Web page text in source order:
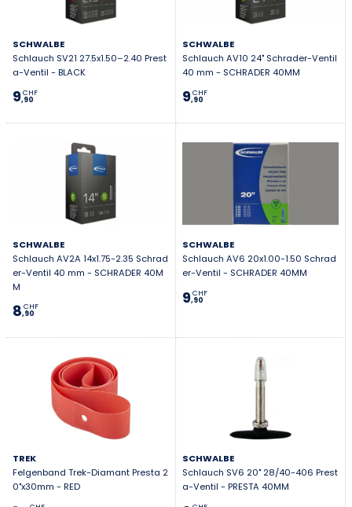
SCHWALBE
Schlauch SV21 27.5x1.50–2.40 Prest
a-Ventil - BLACK
9,90
CHF
SCHWALBE
Schlauch AV10 24" Schrader-Ventil
40 mm - SCHRADER 40MM
9,90
CHF
SCHWALBE
Schlauch AV2A 14x1.75-2.35 Schrad
er-Ventil 40 mm - SCHRADER 40M
M
8,90
CHF
SCHWALBE
Schlauch AV6 20x1.00-1.50 Schrad
er-Ventil - SCHRADER 40MM
9,90
CHF
TREK
Felgenband Trek-Diamant Presta 2
0"x30mm - RED
SCHWALBE
Schlauch SV6 20" 28/40-406 Prest
a-Ventil - PRESTA 40MM